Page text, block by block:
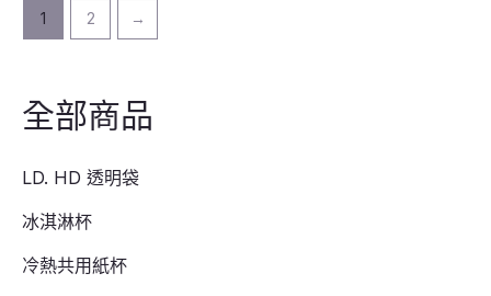
全部商品
LD. HD 透明袋
冰淇淋杯
冷熱共用紙杯
1 2 →